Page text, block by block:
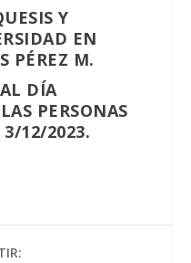
Y
EN
PÉREZ M.
DÍA
PERSONAS
3/12/2023.